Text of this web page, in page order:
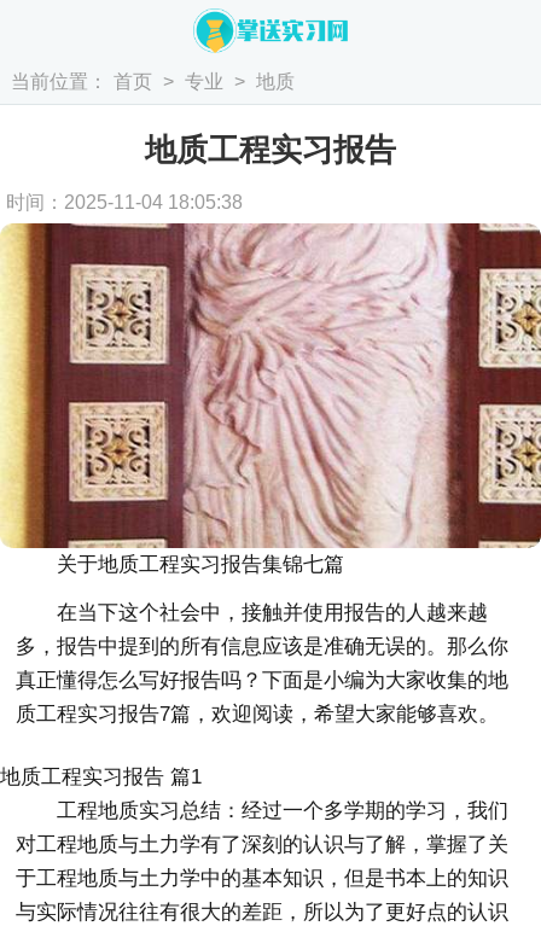
当前位置： 首页 > 专业 > 地质
地质工程实习报告
时间：2025-11-04 18:05:38
关于地质工程实习报告集锦七篇
在当下这个社会中，接触并使用报告的人越来越
多，报告中提到的所有信息应该是准确无误的。那么你
真正懂得怎么写好报告吗？下面是小编为大家收集的地
质工程实习报告7篇，欢迎阅读，希望大家能够喜欢。
地质工程实习报告 篇1
工程地质实习总结：经过一个多学期的学习，我们
对工程地质与土力学有了深刻的认识与了解，掌握了关
于工程地质与土力学中的基本知识，但是书本上的知识
与实际情况往往有很大的差距，所以为了更好点的认识